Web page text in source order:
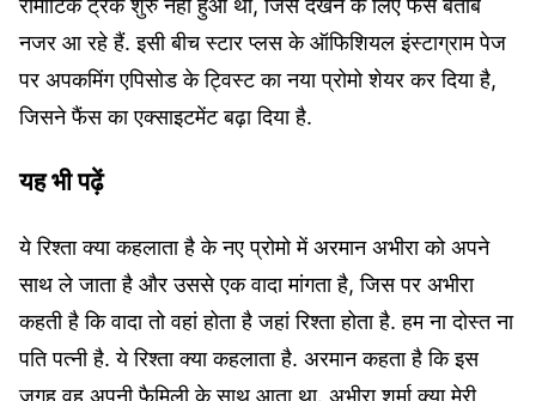
रोमांटिक ट्रैक शुरु नहीं हुआ था, जिसे देखने के लिए फैंस बेताब
नजर आ रहे हैं. इसी बीच स्टार प्लस के ऑफिशियल इंस्टाग्राम पेज
पर अपकमिंग एपिसोड के ट्विस्ट का नया प्रोमो शेयर कर दिया है,
जिसने फैंस का एक्साइटमेंट बढ़ा दिया है.
यह भी पढ़ें
ये रिश्ता क्या कहलाता है के नए प्रोमो में अरमान अभीरा को अपने
साथ ले जाता है और उससे एक वादा मांगता है, जिस पर अभीरा
कहती है कि वादा तो वहां होता है जहां रिश्ता होता है. हम ना दोस्त ना
पति पत्नी है. ये रिश्ता क्या कहलाता है. अरमान कहता है कि इस
जगह वह अपनी फैमिली के साथ आता था. अभीरा शर्मा क्या मेरी